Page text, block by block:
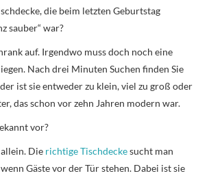
die beim letzten Geburtstag
sauber“ war?
auf. Irgendwo muss doch noch eine
Nach drei Minuten Suchen finden Sie
ist sie entweder zu klein, viel zu groß oder
das schon vor zehn Jahren modern war.
vor?
Die richtige Tischdeckesucht man
Gäste vor der Tür stehen. Dabei ist sie